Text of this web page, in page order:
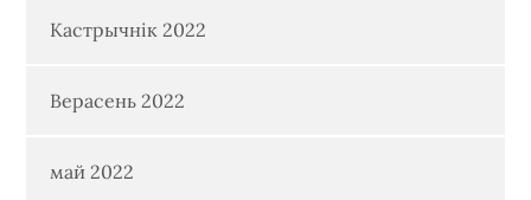
Кастрычнік 2022
Верасень 2022
май 2022